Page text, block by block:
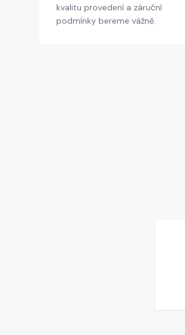
kvalitu provedení a záruční
podmínky bereme vážně.